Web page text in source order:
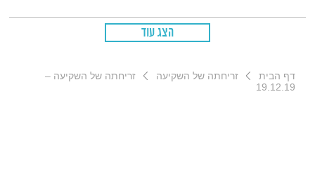
הצג עוד
דף הבית זריחתה של השקיעה
זריחתה של השקיעה –
19.12.19